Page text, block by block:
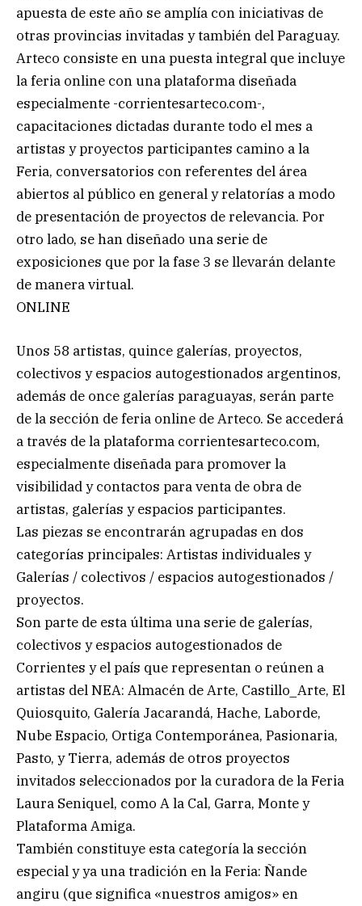
apuesta de este año se amplía con iniciativas de
otras provincias invitadas y también del Paraguay.
Arteco consiste en una puesta integral que incluye
la feria online con una plataforma diseñada
especialmente -corrientesarteco.com-,
capacitaciones dictadas durante todo el mes a
artistas y proyectos participantes camino a la
Feria, conversatorios con referentes del área
abiertos al público en general y relatorías a modo
de presentación de proyectos de relevancia. Por
otro lado, se han diseñado una serie de
exposiciones que por la fase 3 se llevarán delante
de manera virtual.
ONLINE
Unos 58 artistas, quince galerías, proyectos,
colectivos y espacios autogestionados argentinos,
además de once galerías paraguayas, serán parte
de la sección de feria online de Arteco. Se accederá
a través de la plataforma corrientesarteco.com,
especialmente diseñada para promover la
visibilidad y contactos para venta de obra de
artistas, galerías y espacios participantes.
Las piezas se encontrarán agrupadas en dos
categorías principales: Artistas individuales y
Galerías / colectivos / espacios autogestionados /
proyectos.
Son parte de esta última una serie de galerías,
colectivos y espacios autogestionados de
Corrientes y el país que representan o reúnen a
artistas del NEA: Almacén de Arte, Castillo_Arte, El
Quiosquito, Galería Jacarandá, Hache, Laborde,
Nube Espacio, Ortiga Contemporánea, Pasionaria,
Pasto, y Tierra, además de otros proyectos
invitados seleccionados por la curadora de la Feria
Laura Seniquel, como A la Cal, Garra, Monte y
Plataforma Amiga.
También constituye esta categoría la sección
especial y ya una tradición en la Feria: Ñande
angiru (que significa «nuestros amigos» en